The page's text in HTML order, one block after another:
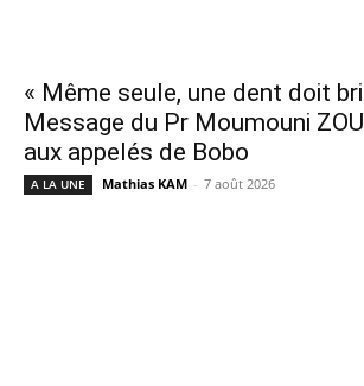
« Même seule, une dent doit
Message du Pr Moumouni
aux appelés de Bobo
A LA UNE Mathias KAM - 7 août 2026